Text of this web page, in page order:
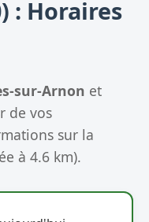
: Horaires
sur-Arnon et
de vos
sur la
à 4.6 km).